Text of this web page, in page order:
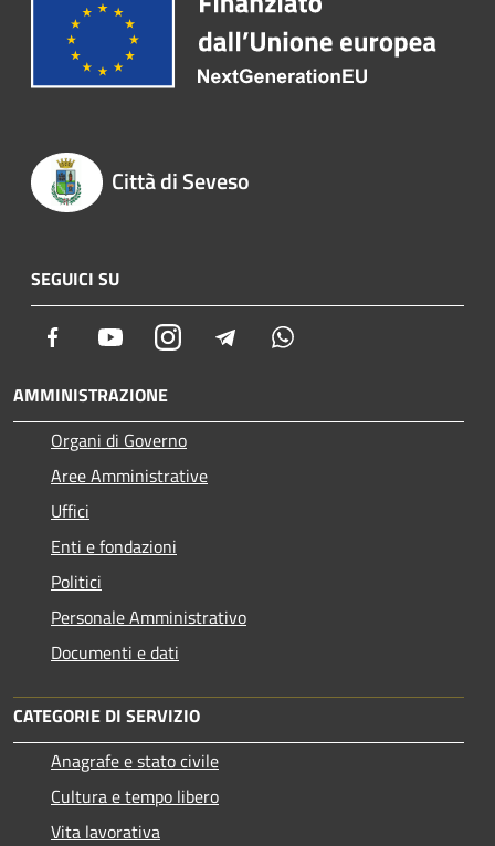
Città di Seveso
SEGUICI SU
Facebook YoutubeInstagram Telegram
AMMINISTRAZIONE
Organi di Governo
Aree Amministrative
Uffici
Enti e fondazioni
Politici
Personale Amministrativo
Documenti e dati
CATEGORIE DI SERVIZIO
Anagrafe e stato civile
Cultura e tempo libero
Vita lavorativa